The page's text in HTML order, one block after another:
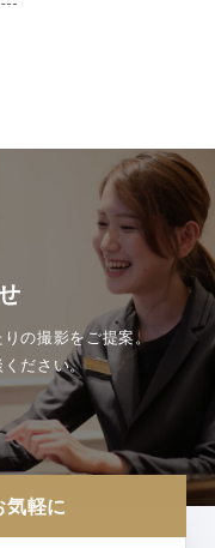
の撮影をご提案。
ください。
気軽に